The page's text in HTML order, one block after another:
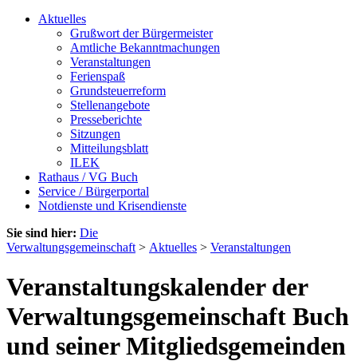
Aktuelles
Grußwort der Bürgermeister
Amtliche Bekanntmachungen
Veranstaltungen
Ferienspaß
Grundsteuerreform
Stellenangebote
Presseberichte
Sitzungen
Mitteilungsblatt
ILEK
Rathaus / VG Buch
Service / Bürgerportal
Notdienste und Krisendienste
Sie sind hier: Die
Verwaltungsgemeinschaft > Aktuelles > Veranstaltungen
Veranstaltungskalender der
Verwaltungsgemeinschaft Buch
und seiner Mitgliedsgemeinden